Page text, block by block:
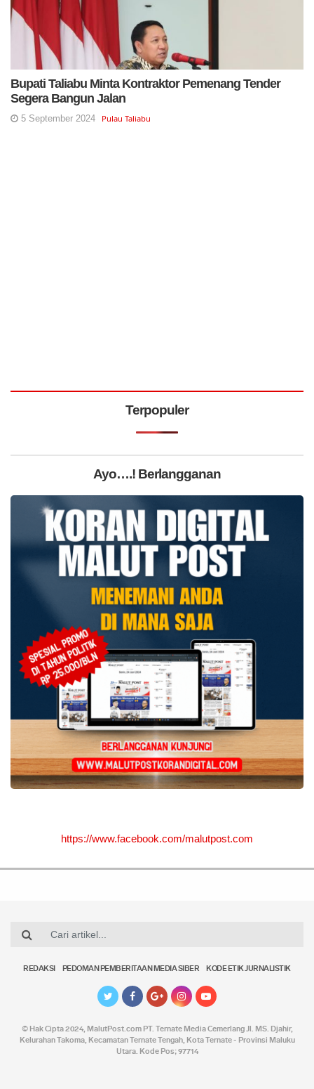
Bupati Taliabu Minta Kontraktor Pemenang Tender
Segera Bangun Jalan
5 September 2024 Pulau Taliabu
Terpopuler
Ayo….! Berlangganan
https://www.facebook.com/malutpost.com
REDAKSI PEDOMAN PEMBERITAAN MEDIA SIBER KODE ETIK JURNALISTIK
© Hak Cipta 2024, MalutPost.comPT. Ternate Media Cemerlang Jl. MS. Djahir,
Kelurahan Takoma, Kecamatan Ternate Tengah, Kota Ternate - Provinsi Maluku
Utara. Kode Pos; 97714